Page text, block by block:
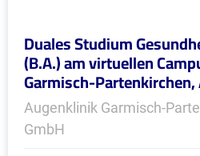
Duales Studium
(B.A.) am virtuellen
Garmisch-Partenkirchen,
Augenklinik Garmisch-
GmbH